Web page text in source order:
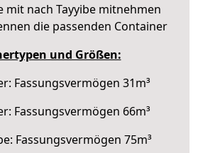
mit nach Tayyibe mitnehmen
die passenden Container
und Größen:
Fassungsvermögen 31m³
Fassungsvermögen 66m³
Fassungsvermögen 75m³